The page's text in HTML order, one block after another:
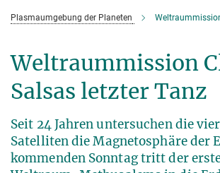
Plasmaumgebung der Planeten Weltraummission
Weltraummission
Salsas letzter Tanz
Seit 24 Jahren untersuchen die
Satelliten die Magnetosphäre der
kommenden Sonntag tritt der